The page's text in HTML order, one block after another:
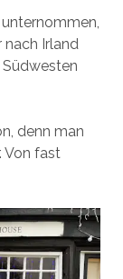
nach Irland
denn man
Von fast